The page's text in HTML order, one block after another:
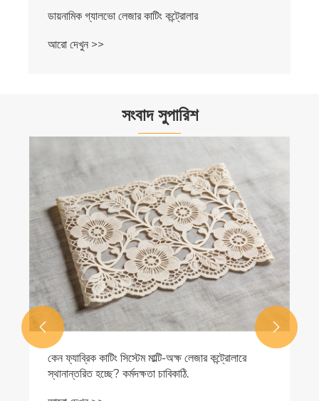
ডায়নামিক গ্যালভো লেজার কাটিং কন্ট্রোলার
আরো দেখুন >>
সংবাদ সুপারিশ
কেন ফ্যাব্রিক কাটিং সিস্টেম মাল্টি-অক্ষ লেজার কন্ট্রোলারে
স্থানান্তরিত হচ্ছে? কর্মদক্ষতা চাবিকাঠি.
 